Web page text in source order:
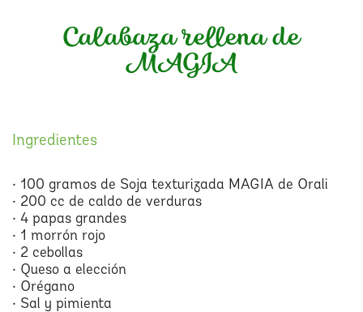
Calabaza rellena de
MAGIA
Ingredientes
• 100 gramos de Soja texturizada MAGIA de Orali
• 200 cc de caldo de verduras
• 4 papas grandes
• 1 morrón rojo
• 2 cebollas
• Queso a elección
• Orégano
• Sal y pimienta